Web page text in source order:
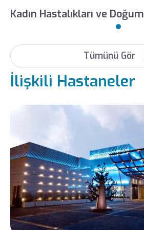
LIV
DOĞUM
Op. Dr.
LIV
KADIN
DOĞUM
Op. Dr.
LIV HOSPITAL SAMSUN
Kadın Hastalıkları ve Doğum
Tümünü Gör
İlişkili Hastaneler